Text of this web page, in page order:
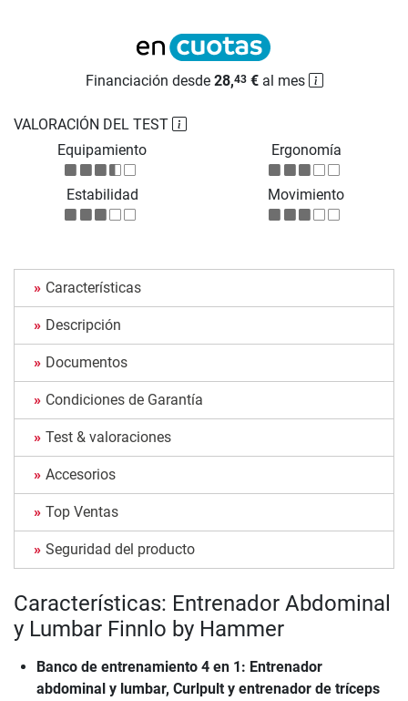
VALORACIÓN DEL TEST
Equipamiento
Ergonomía
Estabilidad Movimiento
Financiación desde 28,43€al mes
Características
Descripción
Documentos
Condiciones de Garantía
Test & valoraciones
Accesorios
Top Ventas
Seguridad del producto
Características: Entrenador Abdominal
y Lumbar Finnlo by Hammer
Banco de entrenamiento 4 en 1: Entrenador
abdominal y lumbar, Curlpult y entrenador de tríceps